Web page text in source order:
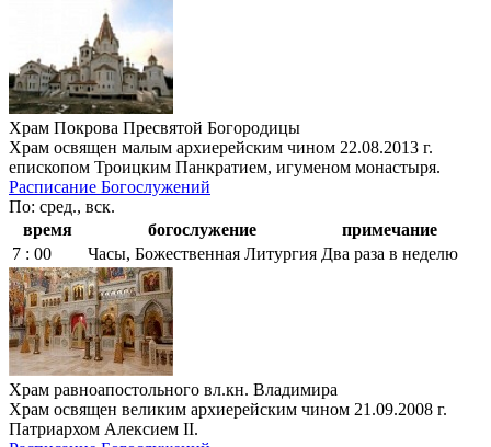
Храм Покрова Пресвятой Богородицы
Храм освящен малым архиерейским чином 22.08.2013 г.
епископом Троицким Панкратием, игуменом монастыря.
Расписание Богослужений
По: сред., вск.
время
богослужение
примечание
7 : 00
Часы, Божественная Литургия Два раза в неделю
Храм равноапостольного вл.кн. Владимира
Храм освящен великим архиерейским чином 21.09.2008 г.
Патриархом Алексием II.